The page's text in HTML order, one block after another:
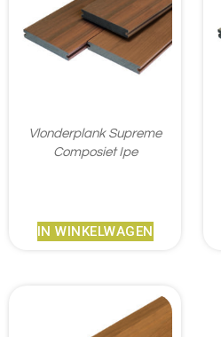
Vlonderplank Supreme
Composiet Ipe
IN WINKELWAGEN